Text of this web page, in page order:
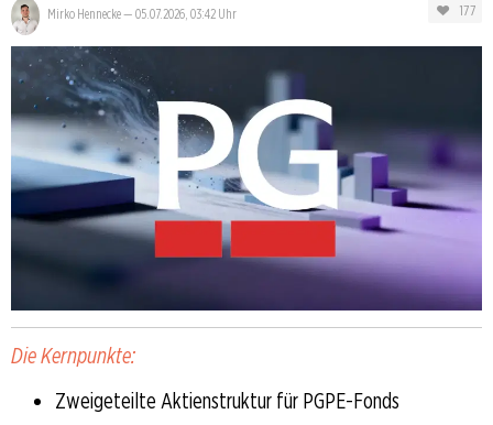
Mirko Hennecke— 05.07.2026, 03:42 Uhr 177
Die Kernpunkte:
Zweigeteilte Aktienstruktur für PGPE-Fonds